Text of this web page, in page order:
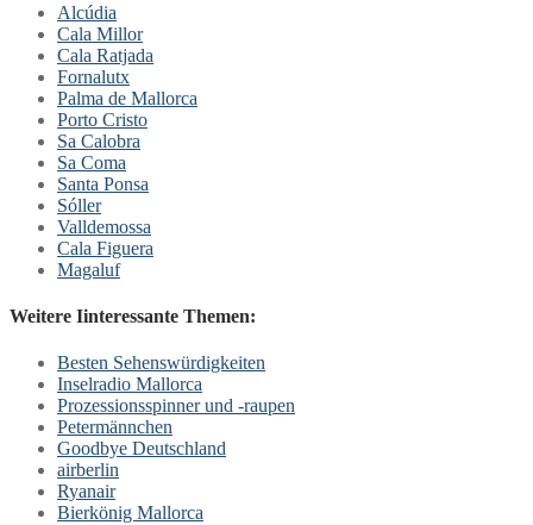
Alcúdia
Cala Millor
Cala Ratjada
Fornalutx
Palma de Mallorca
Porto Cristo
Sa Calobra
Sa Coma
Santa Ponsa
Sóller
Valldemossa
Cala Figuera
Magaluf
Weitere Iinteressante Themen:
Besten Sehenswürdigkeiten
Inselradio Mallorca
Prozessionsspinner und -raupen
Petermännchen
Goodbye Deutschland
airberlin
Ryanair
Bierkönig Mallorca